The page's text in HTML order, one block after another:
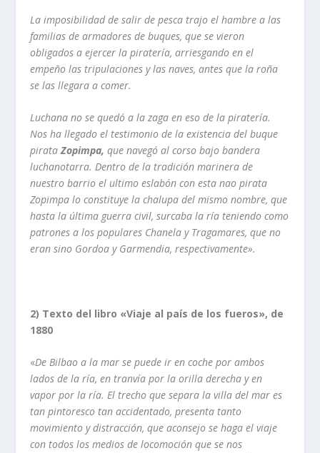
La imposibilidad de salir de pesca trajo el hambre a las
familias de armadores de buques, que se vieron
obligados a ejercer la piraterí­a, arriesgando en el
empeño lastripulaciones y las naves, antes que la roña
se las llegara a comer.
Luchana no se quedó a la zaga en eso de la piraterí­a.
Nos ha llegado el testimonio de laexistencia del buque
pirataZopimpa,que navegó al corso bajo bandera
luchanotarra.Dentro de la tradición marinera de
nuestro barrio el ultimo eslabón con esta nao pirata
Zopimpa lo constituye la chalupa del mismo nombre, que
hasta la última guerra civil, surcaba la rí­a teniendo como
patrones a los populares Chanela y Tragamares, que no
eran sino Gordoa y Garmendia, respectivamente».
2) Texto del libro «Viaje al paí­s de los fueros», de
1880
«De Bilbao a la mar se puede ir en coche por ambos
lados de la rí­a, en tranví­a por laorilla derecha y en
vapor por la rí­a. El trecho que separa la villa del mar es
tan pintoresco tan accidentado, presenta tanto
movimiento y distracción, que aconsejo se haga el viaje
con todos los medios de locomoción que se nos